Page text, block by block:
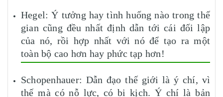
Hegel: Ý tưởng hay tình huống nào trong thế
gian cũng đều nhất định dẫn tới cái đối lập
của nó, rồi hợp nhất với nó để tạo ra một
toàn bộ cao hơn hay phức tạp hơn!
Schopenhauer: Dẫn đạo thế giới là ý chí, vì
thế mà có nỗ lực, có bi kịch. Ý chí là bản